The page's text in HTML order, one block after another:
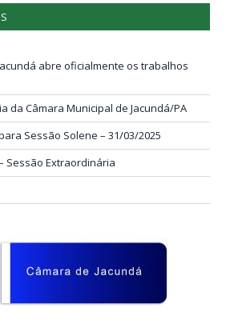
abre oficialmente os trabalhos
da Câmara Municipal de Jacundá/PA
Sessão Solene – 31/03/2025
Sessão Extraordinária